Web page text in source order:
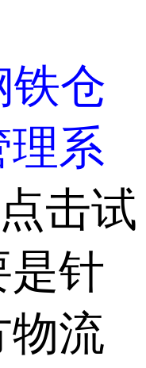
铁仓
系
点击试
是针
物流